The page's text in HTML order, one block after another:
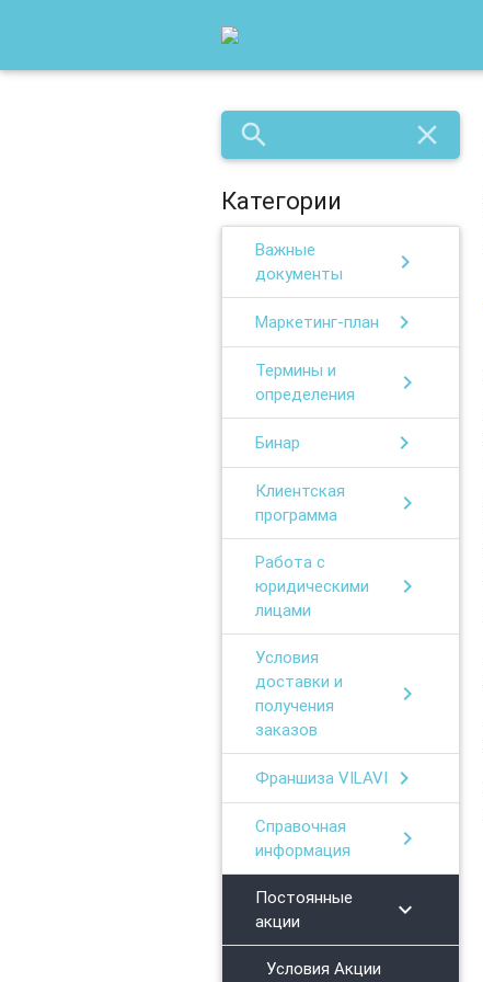
search close
Категории
Важные
документы
chevron_right
Маркетинг-план chevron_right
Термины и
определения
chevron_right
Бинар chevron_right
Клиентская
программа
chevron_right
Работа с
юридическими
лицами
chevron_right
Условия
доставки и
получения
заказов
chevron_right
Франшиза VILAVI chevron_right
Справочная
информация
chevron_right
Постоянные
акции
chevron_right
Условия Акции